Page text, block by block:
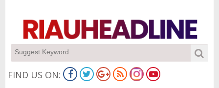
FIND US ON: